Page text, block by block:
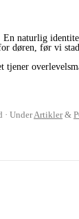
En naturlig
døren, før vi
tjener
UnderArtikler&